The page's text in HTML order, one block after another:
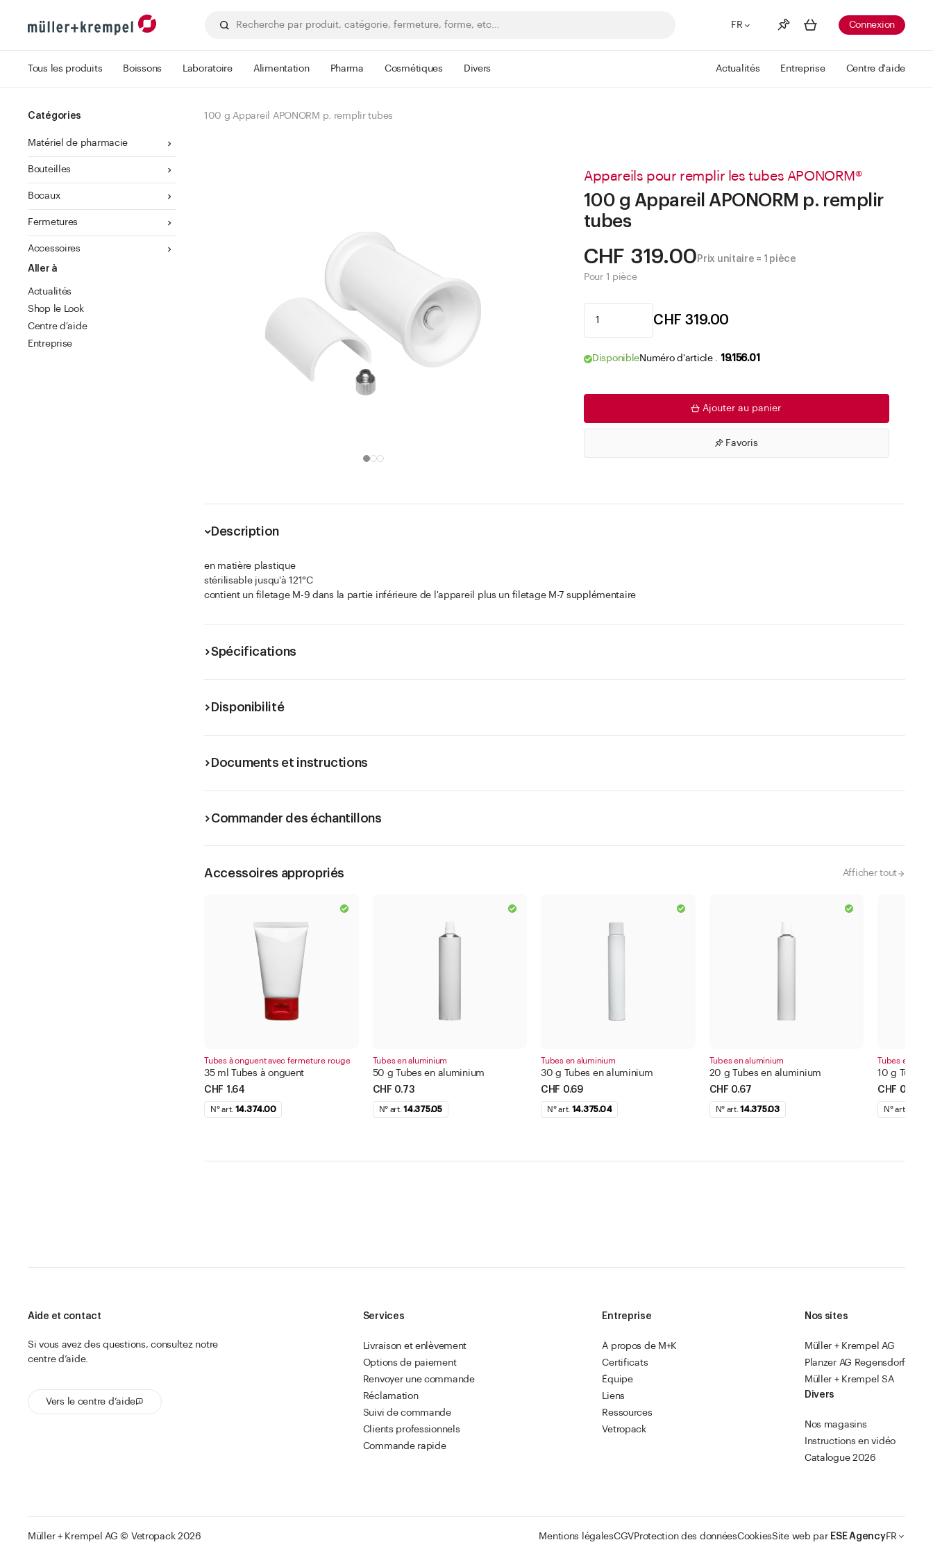
FR
Liste de souhaits Voir plus
Accéder aux listes de souhaits
Connexion
Tous les produits Boissons Laboratoire Alimentation Pharma Cosmétiques Divers Actualités Entreprise Centre d'aide
Catégories
Matériel de pharmacie
Bouteilles
Bocaux
Fermetures
Accessoires
Aller à
Actualités
Shop le Look
Centre d'aide
Entreprise
100 g Appareil APONORM p. remplir tubes
Appareils pour remplir les tubes APONORM®
100 g Appareil APONORM p. remplir
tubes
CHF 319.00 Prix unitaire = 1 pièce
Pour 1 pièce
CHF 319.00
DisponibleNuméro d'article . 19.156.01
Ajouter au panier
Favoris
Description
en matière plastique
stérilisable jusqu'à 121°C
contient un filetage M-9 dans la partie inférieure de l'appareil plus un filetage M-7 supplémentaire
Spécifications
Disponibilité
Documents et instructions
Commander des échantillons
Accessoires appropriés Afficher tout
Tubes à onguent avec fermeture rouge
35 ml Tubes à onguent
CHF 1.64
N° art. 14.374.00
Tubes en aluminium
50 g Tubes en aluminium
CHF 0.73
N° art.14.375.05
Tubes en aluminium
30 g Tubes en aluminium
CHF 0.69
N° art. 14.375.04
Tubes en aluminium
20 g Tubes en aluminium
CHF 0.67
N° art.14.375.03
Tubes en
10 g Tubes
CHF 0.65
N° art.
Aide et contact
Si vous avez des questions, consultez notre
centre d’aide.
Vers le centre d’aide
Services
Livraison et enlèvement
Options de paiement
Renvoyer une commande
Réclamation
Suivi de commande
Clients professionnels
Commande rapide
Entreprise
À propos de M+K
Certificats
Équipe
Liens
Ressources
Vetropack
Nos sites
Müller + Krempel AG
Planzer AG Regensdorf
Müller + Krempel SA
Divers
Nos magasins
Instructions en vidéo
Catalogue 2026
Müller + Krempel AG © Vetropack 2026 Mentions légalesCGVProtection des donnéesCookiesSite web par ESE AgencyFR